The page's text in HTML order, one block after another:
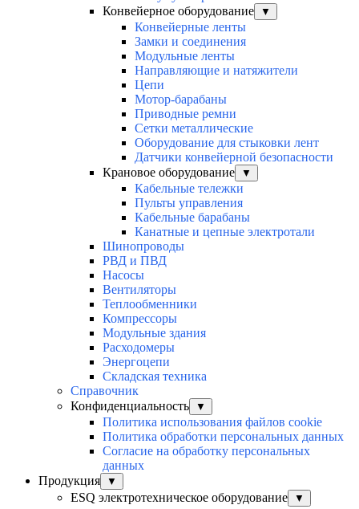
Конвейерное оборудование
▼
Конвейерные ленты
Замки и соединения
Модульные ленты
Направляющие и натяжители
Цепи
Мотор-барабаны
Приводные ремни
Сетки металлические
Оборудование для стыковки лент
Датчики конвейерной безопасности
Крановое оборудование
▼
Кабельные тележки
Пульты управления
Кабельные барабаны
Канатные и цепные электротали
Шинопроводы
РВД и ПВД
Насосы
Вентиляторы
Теплообменники
Компрессоры
Модульные здания
Расходомеры
Энергоцепи
Складская техника
Справочник
Конфиденциальность
▼
Политика использования файлов cookie
Политика обработки персональных данных
Согласие на обработку персональных
данных
Продукция
▼
ESQ электротехническое оборудование ▼